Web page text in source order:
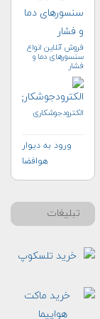
فروش آنلاین انواع
سنسورهای دما و
فشار
الکترودجوشکاری
ورود به دیوار
هوافضا
تبلیغات